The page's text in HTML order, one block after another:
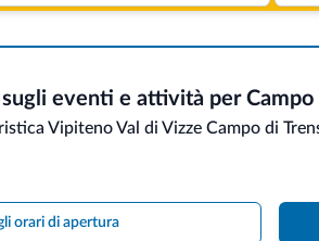
eventi e attività per Campo
Vipiteno Val di Vizze Campo di
orari di apertura